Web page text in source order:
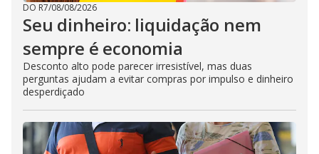
DO R7/08/08/2026
Seu dinheiro: liquidação nem
sempre é economia
Desconto alto pode parecer irresistível, mas duas
perguntas ajudam a evitar compras por impulso e dinheiro
desperdiçado